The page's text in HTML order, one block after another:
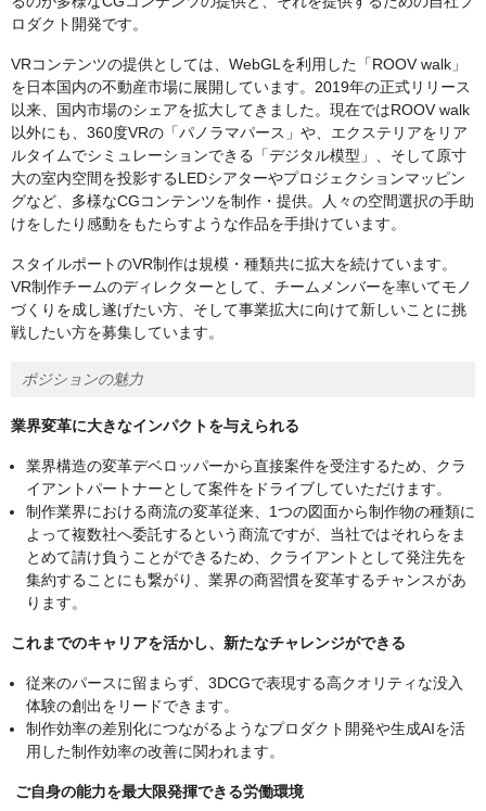
ロダクト開発です。
VRコンテンツの提供としては、WebGLを利用した「ROOV walk」
を日本国内の不動産市場に展開しています。2019年の正式リリース
以来、国内市場のシェアを拡大してきました。現在ではROOV walk
以外にも、360度VRの「パノラマパース」や、エクステリアをリア
ルタイムでシミュレーションできる「デジタル模型」、そして原寸
大の室内空間を投影するLEDシアターやプロジェクションマッピン
グなど、多様なCGコンテンツを制作・提供。人々の空間選択の手助
けをしたり感動をもたらすような作品を手掛けています。
スタイルポートのVR制作は規模・種類共に拡大を続けています。
VR制作チームのディレクターとして、チームメンバーを率いてモノ
づくりを成し遂げたい方、そして事業拡大に向けて新しいことに挑
戦したい方を募集しています。
ポジションの魅力
︎業界変革に大きなインパクトを与えられる
業界構造の変革デベロッパーから直接案件を受注するため、クラ
イアントパートナーとして案件をドライブしていただけます。
制作業界における商流の変革従来、1つの図面から制作物の種類に
よって複数社へ委託するという商流ですが、当社ではそれらをま
とめて請け負うことができるため、クライアントとして発注先を
集約することにも繋がり、業界の商習慣を変革するチャンスがあ
ります。
︎これまでのキャリアを活かし、新たなチャレンジができる
従来のパースに留まらず、3DCGで表現する高クオリティな没入
体験の創出をリードできます。
制作効率の差別化につながるようなプロダクト開発や生成AIを活
用した制作効率の改善に関われます。
ご自身の能力を最大限発揮できる労働環境